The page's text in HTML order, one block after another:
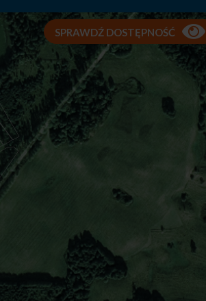
SPRAWDŹ DOSTĘPNOŚĆ